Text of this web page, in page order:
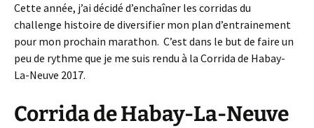
Cette année, j’ai décidé d’enchaîner les corridas du
challenge histoire de diversifier mon plan d’entrainement
pour mon prochain marathon. C’est dans le but de faire un
peu de rythme que je me suis rendu à la Corrida de Habay-
La-Neuve 2017.
Corrida de Habay-La-Neuve